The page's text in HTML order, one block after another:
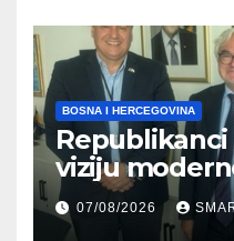
BOSNA I HERCEGOVINA
viziju
Hercegovine
Njemačke
07/08/2026